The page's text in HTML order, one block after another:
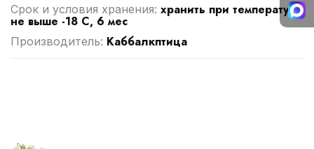
Срок и условия хранения: хранить при температуре
не выше -18 С, 6 мес
Производитель: Каббалкптица